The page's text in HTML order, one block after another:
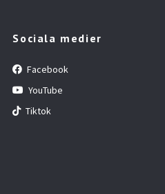
Sociala medier
Facebook
YouTube
Tiktok